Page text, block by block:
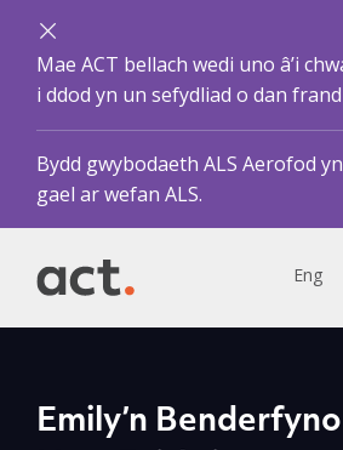
Mae ACT bellach wedi uno â’i
i ddod yn un sefydliad o dan frand
Bydd gwybodaeth ALS Aerofod
gael ar wefan ALS.
Eng
Emily’n